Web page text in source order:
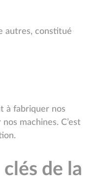
autres, constitué
à fabriquer nos
machines. C’est
de la